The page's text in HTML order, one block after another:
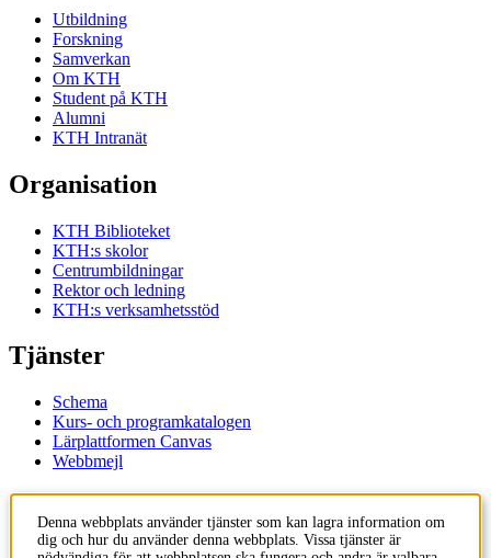
Utbildning
Forskning
Samverkan
Om KTH
Student på KTH
Alumni
KTH Intranät
Organisation
KTH Biblioteket
KTH:s skolor
Centrumbildningar
Rektor och ledning
KTH:s verksamhetsstöd
Tjänster
Schema
Kurs- och programkatalogen
Lärplattformen Canvas
Webbmejl
Denna webbplats använder tjänster som kan lagra information om
dig och hur du använder denna webbplats. Vissa tjänster är